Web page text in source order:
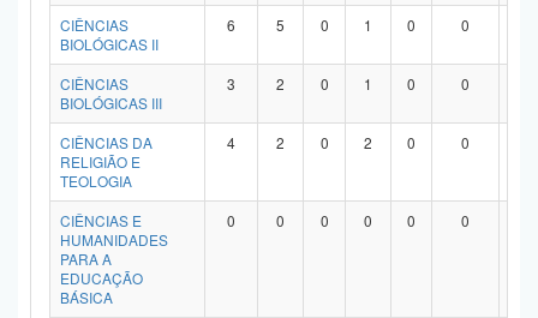
CIÊNCIAS
BIOLÓGICAS II
6 5 0 1 0 0
CIÊNCIAS
BIOLÓGICAS III
3 2 0 1 0 0
CIÊNCIAS DA
RELIGIÃO E
TEOLOGIA
4 2 0 2 0 0
CIÊNCIAS E
HUMANIDADES
PARA A
EDUCAÇÃO
BÁSICA
0 0 0 0 0 0